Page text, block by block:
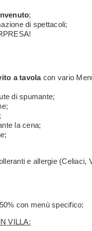
;
di spettacoli;
a tavolacon vario
di spumante;
la cena;
e allergie (Celiaci,
con menù specifico;
VILLA: